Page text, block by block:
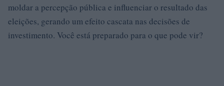
moldar a percepção pública e influenciar o resultado das
eleições, gerando um efeito cascata nas decisões de
investimento. Você está preparado para o que pode vir?